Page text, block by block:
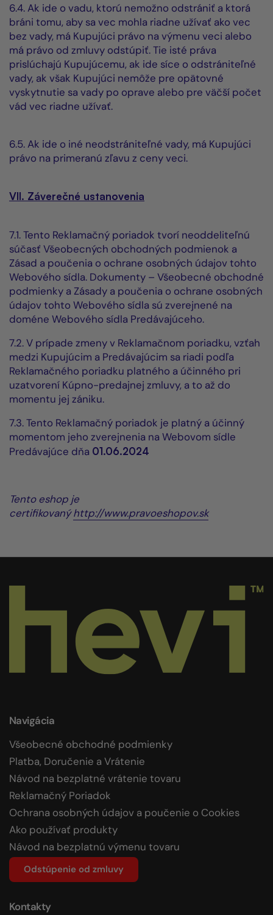
6.4. Ak ide o vadu, ktorú nemožno odstrániť a ktorá
bráni tomu, aby sa vec mohla riadne užívať ako vec
bez vady, má Kupujúci právo na výmenu veci alebo
má právo od zmluvy odstúpiť. Tie isté práva
prislúchajú Kupujúcemu, ak ide síce o odstrániteľné
vady, ak však Kupujúci nemôže pre opätovné
vyskytnutie sa vady po oprave alebo pre väčší počet
vád vec riadne užívať.
6.5. Ak ide o iné neodstrániteľné vady, má Kupujúci
právo na primeranú zľavu z ceny veci.
VII. Záverečné ustanovenia
7.1. Tento Reklamačný poriadok tvorí neoddeliteľnú
súčasť Všeobecných obchodných podmienok a
Zásad a poučenia o ochrane osobných údajov tohto
Webového sídla. Dokumenty – Všeobecné obchodné
podmienky a Zásady a poučenia o ochrane osobných
údajov tohto Webového sídla sú zverejnené na
doméne Webového sídla Predávajúceho.
7.2. V prípade zmeny v Reklamačnom poriadku, vzťah
medzi Kupujúcim a Predávajúcim sa riadi podľa
Reklamačného poriadku platného a účinného pri
uzatvorení Kúpno-predajnej zmluvy, a to až do
momentu jej zániku.
7.3. Tento Reklamačný poriadok je platný a účinný
momentom jeho zverejnenia na Webovom sídle
Predávajúce dňa 01.06.2024
Tento eshop je
certifikovaný http://www.pravoeshopov.sk
Navigácia
Všeobecné obchodné podmienky
Platba, Doručenie a Vrátenie
Návod na bezplatné vrátenie tovaru
Reklamačný Poriadok
Ochrana osobných údajov a poučenie o Cookies
Ako používať produkty
Návod na bezplatnú výmenu tovaru
Odstúpenie od zmluvy
Kontakty